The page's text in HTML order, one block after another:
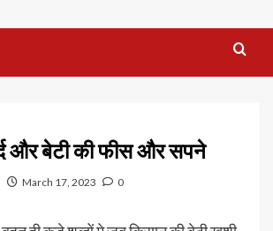
और बेटी की फीस और सपने
March 17, 2023 0